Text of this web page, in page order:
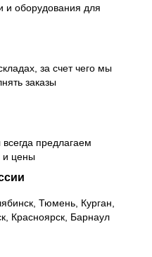
и оборудования для
за счет чего мы
заказы
предлагаем
и цены
Тюмень, Курган,
Красноярск, Барнаул